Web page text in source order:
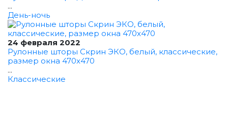
...
День-ночь
24 февраля 2022
Рулонные шторы Скрин ЭКО, белый, классические,
размер окна 470x470
...
Классические